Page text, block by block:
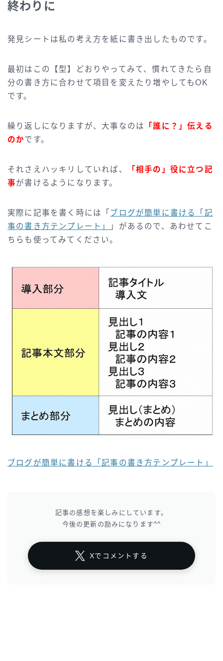
終わりに
発見シートは私の考え方を紙に書き出したものです。
最初はこの【型】どおりやってみて、慣れてきたら自
分の書き方に合わせて項目を変えたり増やしてもOK
です。
繰り返しになりますが、大事なのは
「誰に？」伝える
のかです。
それさえハッキリしていれば、
「相手の」役に立つ記
事が書けるようになります。
実際に記事を書く時には「 ブログが簡単に書ける「記
事の書き方テンプレート」
」があるので、あわせてこ
ちらも使ってみてください。
ブログが簡単に書ける「記事の書き方テンプレート」
記事の感想を楽しみにしています。
今後の更新の励みになります^^
Xでコメントする